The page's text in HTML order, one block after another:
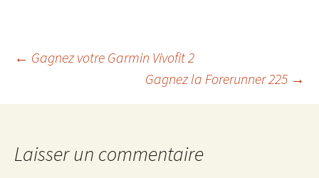
Navigation
des
articles
← Gagnez votre Garmin Vivofit 2
Gagnez la Forerunner 225 →
Laisser un commentaire